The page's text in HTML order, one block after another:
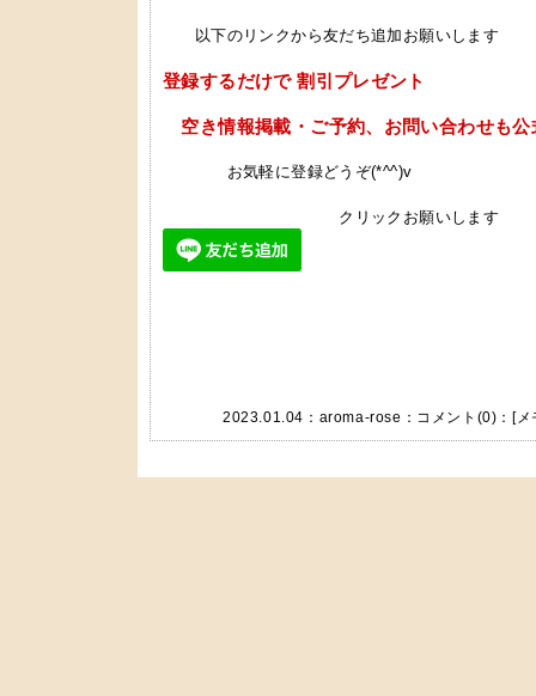
以下のリンクから友だち追加お願いします
登録するだけで 割引プレゼント
空き情報掲載・ご予約、お問い合わせも公
お気軽に登録どうぞ(*^^)v
クリックお願いします
2023.01.04： aroma-rose ： コメント(0) ：[メ